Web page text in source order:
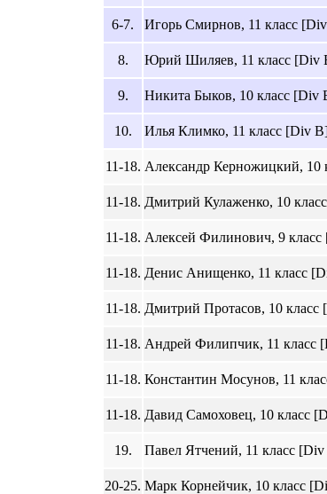
6-7. Игорь Смирнов, 11 класс
8. Юрий Шиляев, 11 класс [Div
9. Никита Быков, 10 класс [Div
10. Илья Климко, 11 класс [Div
11-18. Александр Керножицкий, 10
11-18. Дмитрий Кулаженко, 10
11-18. Алексей Филинович, 9
11-18. Денис Анищенко, 11 класс
11-18. Дмитрий Протасов, 10 класс
11-18. Андрей Филипчик, 11 класс
11-18. Константин Мосунов, 11
11-18. Давид Самоховец, 10 класс
19. Павел Ятчений, 11 класс
20-25. Марк Корнейчик, 10 класс